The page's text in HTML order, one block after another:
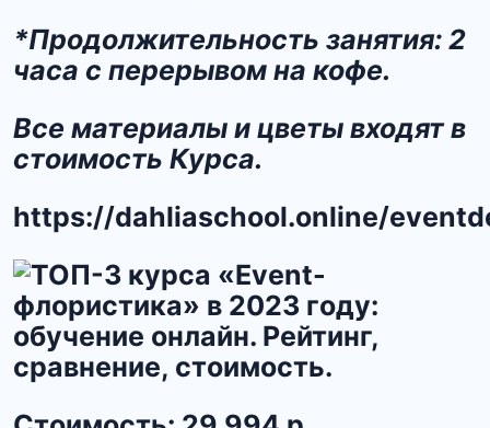
*Продолжительность занятия: 2
часа с перерывом на кофе.
Все материалы и цветы входят в
стоимость Курса.
https://dahliaschool.online/